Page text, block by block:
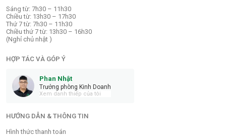
Sáng từ: 7h30 – 11h30
Chiều từ: 13h30 – 17h30
Thứ 7 từ: 7h30 – 11h30
Chiều thứ 7 từ: 13h30 – 16h30
(Nghỉ chủ nhật )
HỢP TÁC VÀ GÓP Ý
Phan Nhật
Trưởng phòng Kinh Doanh
Xem danh thiếp của tôi
HƯỚNG DẪN & THÔNG TIN
Hình thức thanh toán